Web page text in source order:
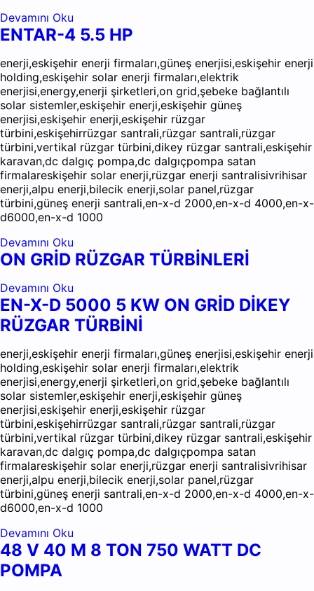
Devamını Oku
ENTAR-4 5.5 HP
enerji,eskişehir enerji firmaları,güneş enerjisi,eskişehir enerji
holding,eskişehir solar enerji firmaları,elektrik
enerjisi,energy,enerji şirketleri,on grid,şebeke bağlantılı
solar sistemler,eskişehir enerji,eskişehir güneş
enerjisi,eskişehir enerji,eskişehir rüzgar
türbini,eskişehirrüzgar santrali,rüzgar santrali,rüzgar
türbini,vertikal rüzgar türbini,dikey rüzgar santrali,eskişehir
karavan,dc dalgıç pompa,dc dalgıçpompa satan
firmalareskişehir solar enerji,rüzgar enerji santralisivrihisar
enerji,alpu enerji,bilecik enerji,solar panel,rüzgar
türbini,güneş enerji santrali,en-x-d 2000,en-x-d 4000,en-x-
d6000,en-x-d 1000
Devamını Oku
ON GRİD RÜZGAR TÜRBİNLERİ
Devamını Oku
EN-X-D 5000 5 KW ON GRİD DİKEY
RÜZGAR TÜRBİNİ
enerji,eskişehir enerji firmaları,güneş enerjisi,eskişehir enerji
holding,eskişehir solar enerji firmaları,elektrik
enerjisi,energy,enerji şirketleri,on grid,şebeke bağlantılı
solar sistemler,eskişehir enerji,eskişehir güneş
enerjisi,eskişehir enerji,eskişehir rüzgar
türbini,eskişehirrüzgar santrali,rüzgar santrali,rüzgar
türbini,vertikal rüzgar türbini,dikey rüzgar santrali,eskişehir
karavan,dc dalgıç pompa,dc dalgıçpompa satan
firmalareskişehir solar enerji,rüzgar enerji santralisivrihisar
enerji,alpu enerji,bilecik enerji,solar panel,rüzgar
türbini,güneş enerji santrali,en-x-d 2000,en-x-d 4000,en-x-
d6000,en-x-d 1000
Devamını Oku
48 V 40 M 8 TON 750 WATT DC
POMPA